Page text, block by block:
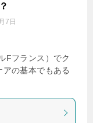
7日
Fフランス）でク
の基本でもある